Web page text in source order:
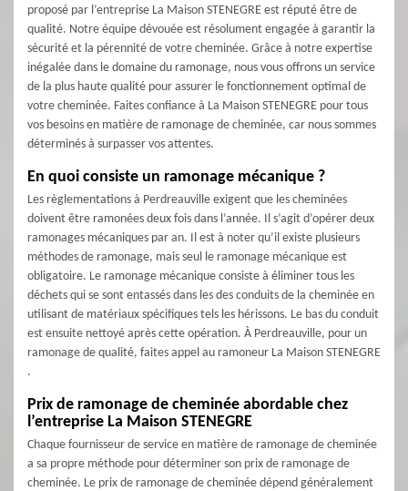
proposé par l’entreprise La Maison STENEGRE est réputé être de
qualité. Notre équipe dévouée est résolument engagée à garantir la
sécurité et la pérennité de votre cheminée. Grâce à notre expertise
inégalée dans le domaine du ramonage, nous vous offrons un service
de la plus haute qualité pour assurer le fonctionnement optimal de
votre cheminée. Faites confiance à La Maison STENEGRE pour tous
vos besoins en matière de ramonage de cheminée, car nous sommes
déterminés à surpasser vos attentes.
En quoi consiste un ramonage mécanique ?
Les règlementations à Perdreauville exigent que les cheminées
doivent être ramonées deux fois dans l’année. Il s’agit d’opérer deux
ramonages mécaniques par an. Il est à noter qu’il existe plusieurs
méthodes de ramonage, mais seul le ramonage mécanique est
obligatoire. Le ramonage mécanique consiste à éliminer tous les
déchets qui se sont entassés dans les des conduits de la cheminée en
utilisant de matériaux spécifiques tels les hérissons. Le bas du conduit
est ensuite nettoyé après cette opération. À Perdreauville, pour un
ramonage de qualité, faites appel au ramoneur La Maison STENEGRE
.
Prix de ramonage de cheminée abordable chez
l’entreprise La Maison STENEGRE
Chaque fournisseur de service en matière de ramonage de cheminée
a sa propre méthode pour déterminer son prix de ramonage de
cheminée. Le prix de ramonage de cheminée dépend généralement